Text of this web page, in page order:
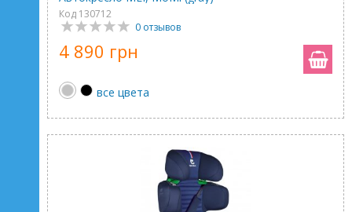
Код 130712
0 отзывов
4 890 грн
все цвета